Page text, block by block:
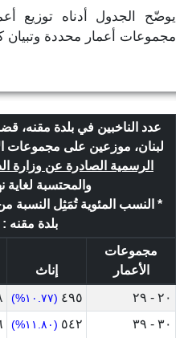
يوضّح الجدول أدناه توزيع
مجموعات أعمار محددة وتبيان
عدد الناخبين في بلدة مقنه،
لبنان، موزعين على مجموعات
الرسمية الصادرة عن وزارة
والمحتسبة لغاية
* النسب المئوية تُمَثِل النسبة
بلدة مقنه : ٤,٥٩٥
مجموعات
الأعمار
إناث
٢٠ - ٢٩
٤٩٥ (١٠.٧٧%)
٣٠ - ٣٩ ٥٤٢ (١١.٨٠%)